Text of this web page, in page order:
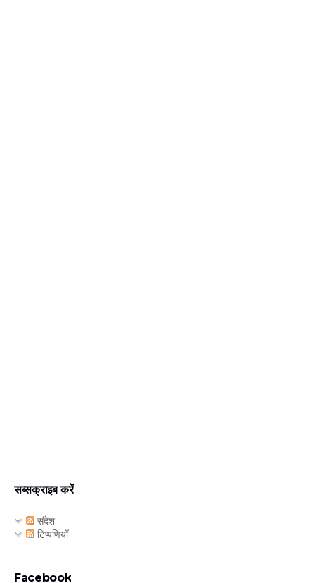
सब्सक्राइब करें
संदेश
टिप्पणियाँ
Facebook